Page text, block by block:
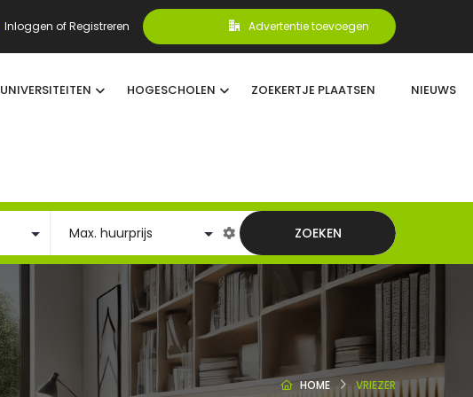
Inloggen of Registreren Advertentie toevoegen
UNIVERSITEITEN HOGESCHOLEN ZOEKERTJE PLAATSEN NIEUWS
ZOEKEN
HOME VRIEZER